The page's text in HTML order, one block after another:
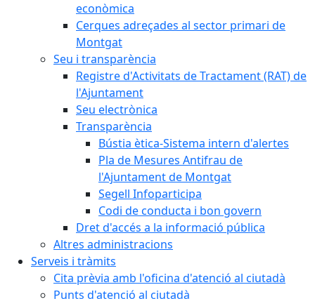
econòmica
Cerques adreçades al sector primari de
Montgat
Seu i transparència
Registre d'Activitats de Tractament (RAT) de
l'Ajuntament
Seu electrònica
Transparència
Bústia ètica-Sistema intern d'alertes
Pla de Mesures Antifrau de
l'Ajuntament de Montgat
Segell Infoparticipa
Codi de conducta i bon govern
Dret d'accés a la informació pública
Altres administracions
Serveis i tràmits
Cita prèvia amb l'oficina d'atenció al ciutadà
Punts d'atenció al ciutadà